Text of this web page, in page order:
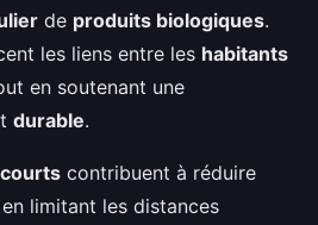
de produits biologiques.
les liens entre les habitants
en soutenant une
durable.
contribuent à réduire
en limitant les distances